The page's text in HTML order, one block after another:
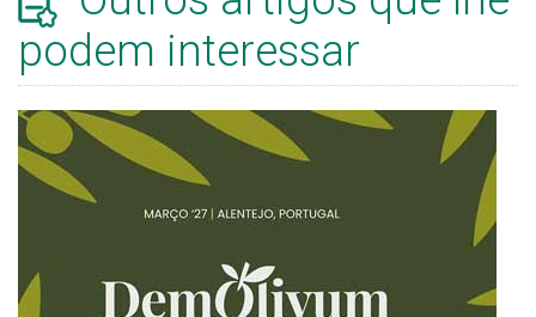
podem interessar